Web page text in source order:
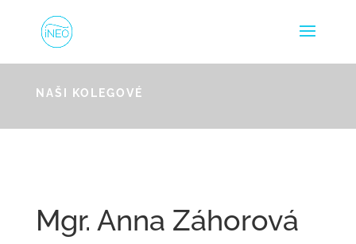
NAŠI KOLEGOVÉ
Mgr. Anna Záhorová